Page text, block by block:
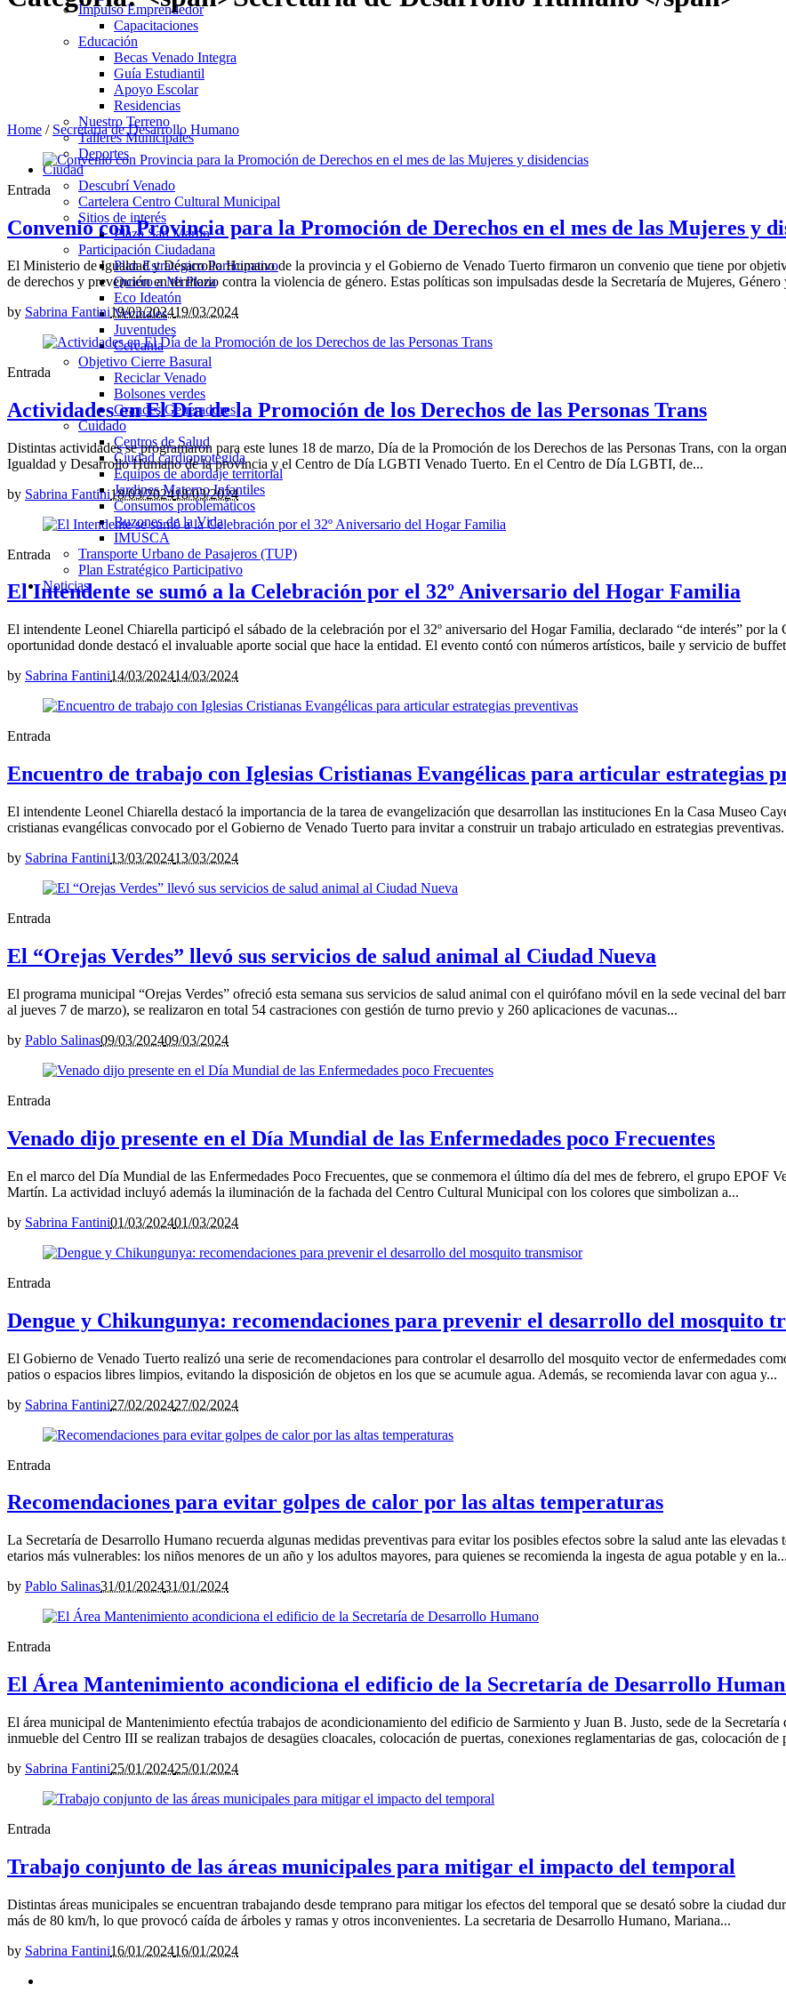
Impulso Emprendedor
Capacitaciones
Educación
Becas Venado Integra
Guía Estudiantil
Apoyo Escolar
Residencias
Nuestro Terreno
Talleres Municipales
Deportes
Ciudad
Descubrí Venado
Cartelera Centro Cultural Municipal
Sitios de interés
Plaza San Martín
Participación Ciudadana
Plan Estratégico Participativo
Quiero a Mi Plaza
Eco Ideatón
Vecinales
Juventudes
Cercania
Objetivo Cierre Basural
Reciclar Venado
Bolsones verdes
Grandes Generadores
Cuidado
Centros de Salud
Ciudad cardioprotegida
Equipos de abordaje territorial
Jardines Materno Infantiles
Consumos problemáticos
Buzones de la Vida
IMUSCA
Transporte Urbano de Pasajeros (TUP)
Plan Estratégico Participativo
Noticias
Home / Secretaria de Desarrollo Humano
Entrada
Convenio con Provincia para la Promoción de Derechos en el mes de las Mujeres y
El Ministerio de Igualdad y Desarrollo Humano de la provincia y el Gobierno de Venado Tuerto firmaron un convenio que tiene por
de derechos y prevención en territorio contra la violencia de género. Estas políticas son impulsadas desde la Secretaría de Mujeres, Género
by Sabrina Fantini19/03/202419/03/2024
Entrada
Actividades en El Día de la Promoción de los Derechos de las Personas Trans
Distintas actividades se programaron para este lunes 18 de marzo, Día de la Promoción de los Derechos de las Personas Trans, con la
Igualdad y Desarrollo Humano de la provincia y el Centro de Día LGBTI Venado Tuerto. En el Centro de Día LGBTI, de...
by Sabrina Fantini18/03/202418/03/2024
Entrada
El Intendente se sumó a la Celebración por el 32º Aniversario del Hogar Familia
El intendente Leonel Chiarella participó el sábado de la celebración por el 32º aniversario del Hogar Familia, declarado “de interés” por
oportunidad donde destacó el invaluable aporte social que hace la entidad. El evento contó con números artísticos, baile y servicio de
by Sabrina Fantini14/03/202414/03/2024
Entrada
Encuentro de trabajo con Iglesias Cristianas Evangélicas para articular estrategias
El intendente Leonel Chiarella destacó la importancia de la tarea de evangelización que desarrollan las instituciones En la Casa Museo
cristianas evangélicas convocado por el Gobierno de Venado Tuerto para invitar a construir un trabajo articulado en estrategias
by Sabrina Fantini13/03/202413/03/2024
Entrada
El “Orejas Verdes” llevó sus servicios de salud animal al Ciudad Nueva
El programa municipal “Orejas Verdes” ofreció esta semana sus servicios de salud animal con el quirófano móvil en la sede vecinal del
al jueves 7 de marzo), se realizaron en total 54 castraciones con gestión de turno previo y 260 aplicaciones de vacunas...
by Pablo Salinas09/03/202409/03/2024
Entrada
Venado dijo presente en el Día Mundial de las Enfermedades poco Frecuentes
En el marco del Día Mundial de las Enfermedades Poco Frecuentes, que se conmemora el último día del mes de febrero, el grupo EPOF
Martín. La actividad incluyó además la iluminación de la fachada del Centro Cultural Municipal con los colores que simbolizan a...
by Sabrina Fantini01/03/202401/03/2024
Entrada
Dengue y Chikungunya: recomendaciones para prevenir el desarrollo del mosquito
El Gobierno de Venado Tuerto realizó una serie de recomendaciones para controlar el desarrollo del mosquito vector de enfermedades
patios o espacios libres limpios, evitando la disposición de objetos en los que se acumule agua. Además, se recomienda lavar con agua y...
by Sabrina Fantini27/02/202427/02/2024
Entrada
Recomendaciones para evitar golpes de calor por las altas temperaturas
La Secretaría de Desarrollo Humano recuerda algunas medidas preventivas para evitar los posibles efectos sobre la salud ante las
etarios más vulnerables: los niños menores de un año y los adultos mayores, para quienes se recomienda la ingesta de agua potable y en la...
by Pablo Salinas31/01/202431/01/2024
Entrada
El Área Mantenimiento acondiciona el edificio de la Secretaría de Desarrollo
El área municipal de Mantenimiento efectúa trabajos de acondicionamiento del edificio de Sarmiento y Juan B. Justo, sede de la
inmueble del Centro III se realizan trabajos de desagües cloacales, colocación de puertas, conexiones reglamentarias de gas, colocación de
by Sabrina Fantini25/01/202425/01/2024
Entrada
Trabajo conjunto de las áreas municipales para mitigar el impacto del temporal
Distintas áreas municipales se encuentran trabajando desde temprano para mitigar los efectos del temporal que se desató sobre la ciudad
más de 80 km/h, lo que provocó caída de árboles y ramas y otros inconvenientes. La secretaria de Desarrollo Humano, Mariana...
by Sabrina Fantini16/01/202416/01/2024